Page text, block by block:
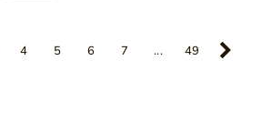
4 5 6 7 ... 49